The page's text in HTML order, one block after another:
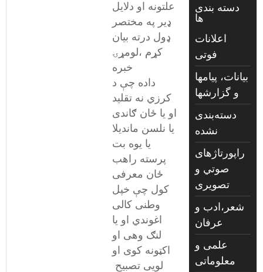
علتونه او دلایل
ډیر په مختصر
ډول درته بیان
کړم ،لومړۍ
خبره
داده چې د
کرزي نه تقلید
او یا ځان ګاندی
یا نلسن ماندیلا
یا یوه بت
پرسته راهب
ځان معرفی
کول چې خپل
وطنی کالی
اغوندي او یا
لنګ وهی او
اکټونه کوی او
لویی تصبیح
دسته بندی
ها
اعلانات
فوتی
بیانات، پیامها
و گزارشها
دسته‌بندی
نشده
راپورتاژهای
صوتي و
تصويری
شعر،ادب و
عرفان
علمی و
معلوماتی